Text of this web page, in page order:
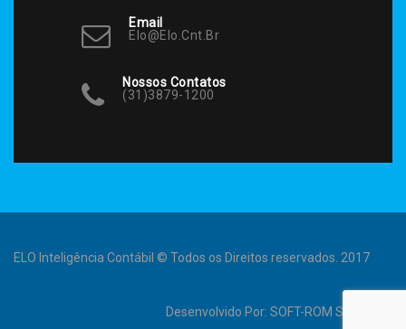
Email
Elo@elo.cnt.br
Nossos Contatos
(31)3879-1200
ELO Inteligência Contábil © Todos os Direitos reservados. 2017
Desenvolvido Por: SOFT-ROM Sistemas